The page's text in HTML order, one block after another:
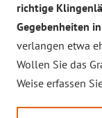
richtige
Gegebenheiten
verlangen etwa
Wollen Sie das
Weise erfassen